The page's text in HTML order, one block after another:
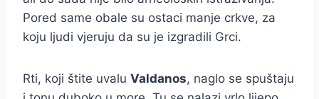
Pored same obale su ostaci manje crkve, za
koju ljudi vjeruju da su je izgradili Grci.
Rti, koji štite uvalu Valdanos, naglo se spuštaju